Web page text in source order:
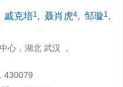
戚克培1, 聂肖虎4, 邹璇1,
心，湖北 武汉 ，
430079